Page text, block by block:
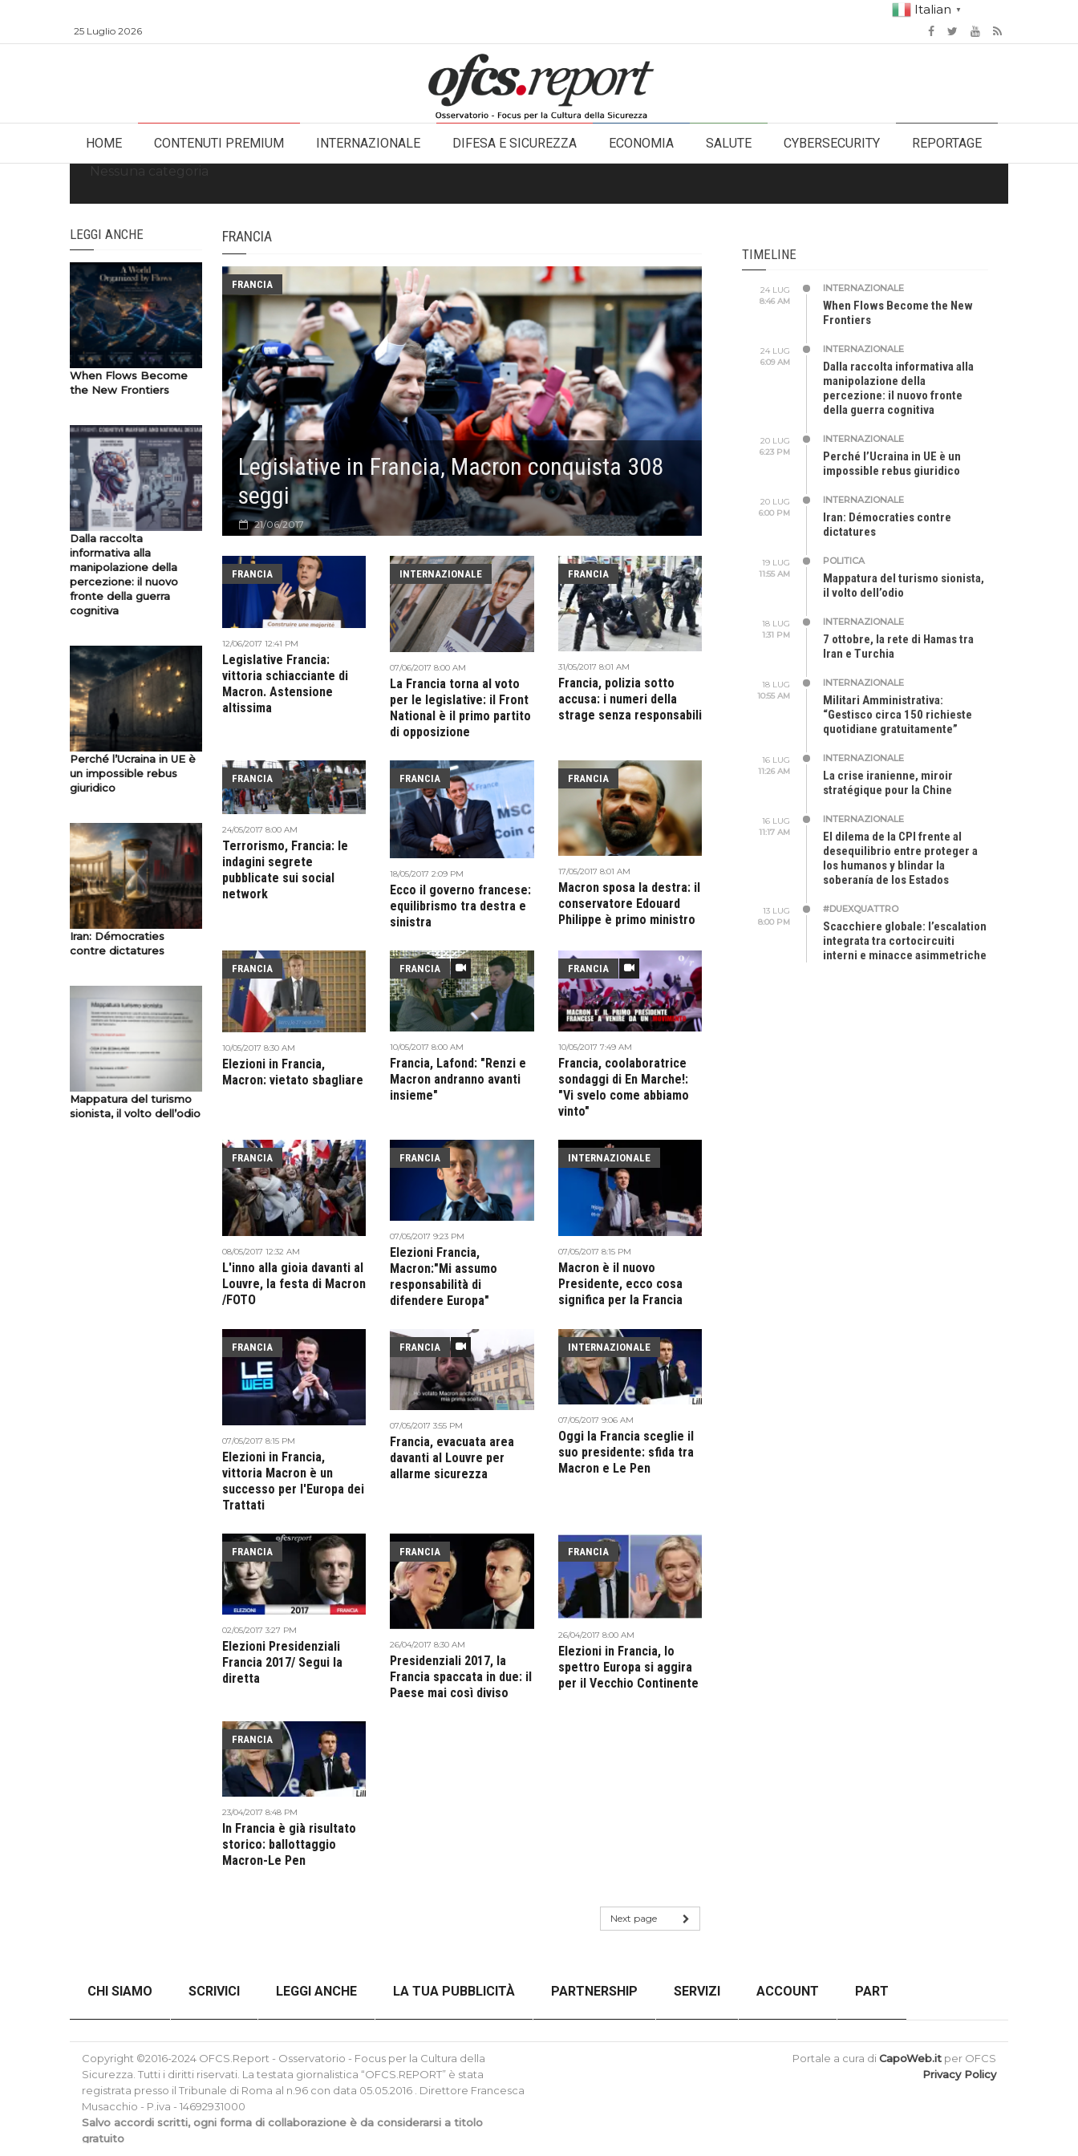
Italian ▼
25 Luglio 2026
HOME CONTENUTI PREMIUM INTERNAZIONALE DIFESA E SICUREZZA ECONOMIA SALUTE CYBERSECURITY
REPORTAGE
Nessuna categoria
LEGGI ANCHE
When Flows Become
the New Frontiers
Dalla raccolta
informativa alla
manipolazione della
percezione: il nuovo
fronte della guerra
cognitiva
Perché l’Ucraina in UE è
un impossible rebus
giuridico
Iran: Démocraties
contre dictatures
Mappatura del turismo
sionista, il volto dell’odio
FRANCIA
Legislative in Francia, Macron conquista 308
seggi
FRANCIA
21/06/2017
FRANCIA
12/06/2017 12:41 PM
Legislative Francia:
vittoria schiacciante di
Macron. Astensione
altissima
INTERNAZIONALE
07/06/2017 8:00 AM
La Francia torna al voto
per le legislative: il Front
National è il primo partito
di opposizione
FRANCIA
31/05/2017 8:01 AM
Francia, polizia sotto
accusa: i numeri della
strage senza responsabili
FRANCIA
24/05/2017 8:00 AM
Terrorismo, Francia: le
indagini segrete
pubblicate sui social
network
FRANCIA
18/05/2017 2:09 PM
Ecco il governo francese:
equilibrismo tra destra e
sinistra
FRANCIA
17/05/2017 8:01 AM
Macron sposa la destra: il
conservatore Edouard
Philippe è primo ministro
FRANCIA
10/05/2017 8:30 AM
Elezioni in Francia,
Macron: vietato sbagliare
FRANCIA
10/05/2017 8:00 AM
Francia, Lafond: "Renzi e
Macron andranno avanti
insieme"
FRANCIA
10/05/2017 7:49 AM
Francia, coolaboratrice
sondaggi di En Marche!:
"Vi svelo come abbiamo
vinto"
FRANCIA
08/05/2017 12:32 AM
L'inno alla gioia davanti al
Louvre, la festa di Macron
/FOTO
FRANCIA
07/05/2017 9:23 PM
Elezioni Francia,
Macron:"Mi assumo
responsabilità di
difendere Europa"
INTERNAZIONALE
07/05/2017 8:15 PM
Macron è il nuovo
Presidente, ecco cosa
significa per la Francia
FRANCIA
07/05/2017 8:15 PM
Elezioni in Francia,
vittoria Macron è un
successo per l'Europa dei
Trattati
FRANCIA
07/05/2017 3:55 PM
Francia, evacuata area
davanti al Louvre per
allarme sicurezza
INTERNAZIONALE
07/05/2017 9:06 AM
Oggi la Francia sceglie il
suo presidente: sfida tra
Macron e Le Pen
FRANCIA
02/05/2017 3:27 PM
Elezioni Presidenziali
Francia 2017/ Segui la
diretta
FRANCIA
26/04/2017 8:30 AM
Presidenziali 2017, la
Francia spaccata in due: il
Paese mai così diviso
FRANCIA
26/04/2017 8:00 AM
Elezioni in Francia, lo
spettro Europa si aggira
per il Vecchio Continente
FRANCIA
23/04/2017 8:48 PM
In Francia è già risultato
storico: ballottaggio
Macron-Le Pen
Next page
TIMELINE
24 LUG
8:46 AM
INTERNAZIONALE
When Flows Become the New
Frontiers
24 LUG
6:09 AM
INTERNAZIONALE
Dalla raccolta informativa alla
manipolazione della
percezione: il nuovo fronte
della guerra cognitiva
20 LUG
6:23 PM
INTERNAZIONALE
Perché l’Ucraina in UE è un
impossible rebus giuridico
20 LUG
6:00 PM
INTERNAZIONALE
Iran: Démocraties contre
dictatures
19 LUG
11:55 AM
POLITICA
Mappatura del turismo sionista,
il volto dell’odio
18 LUG
1:31 PM
INTERNAZIONALE
7 ottobre, la rete di Hamas tra
Iran e Turchia
18 LUG
10:55 AM
INTERNAZIONALE
Militari Amministrativa:
“Gestisco circa 150 richieste
quotidiane gratuitamente”
16 LUG
11:26 AM
INTERNAZIONALE
La crise iranienne, miroir
stratégique pour la Chine
16 LUG
11:17 AM
INTERNAZIONALE
El dilema de la CPI frente al
desequilibrio entre proteger a
los humanos y blindar la
soberanía de los Estados
13 LUG
8:00 PM
#DUEXQUATTRO
Scacchiere globale: l’escalation
integrata tra cortocircuiti
interni e minacce asimmetriche
CHI SIAMO SCRIVICI LEGGI ANCHE LA TUA PUBBLICITÀ PARTNERSHIP SERVIZI ACCOUNT PART
ANALISI DEL CONFLITTO RUSSO-UCRAINO SENZA FILTRI CHECKOUT ORDER CONFIRMATION ORDER FAILED
Copyright ©2016-2024 OFCS.Report - Osservatorio - Focus per la Cultura della
Sicurezza. Tutti i diritti riservati. La testata giornalistica “OFCS.REPORT” è stata
registrata presso il Tribunale di Roma al n.96 con data 05.05.2016 . Direttore Francesca
Musacchio - P.iva - 14692931000
Salvo accordi scritti, ogni forma di collaborazione è da considerarsi a titolo
gratuito
Portale a cura diCapoWeb.it per OFCS
Privacy Policy